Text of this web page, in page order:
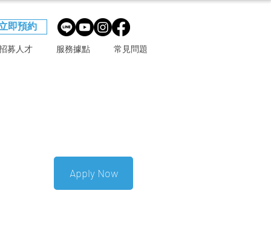
即預約
募人才 服務據點 常見問題
Apply Now